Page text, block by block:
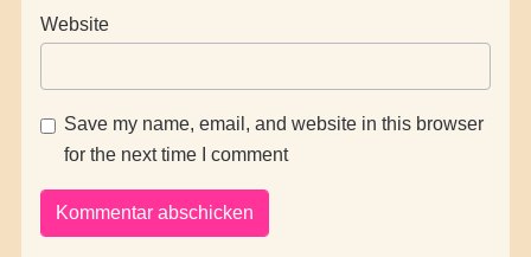
Website
Save my name, email, and website in this browser
for the next time I comment